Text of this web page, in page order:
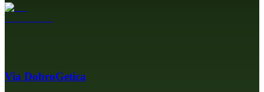
Via DobroGetica